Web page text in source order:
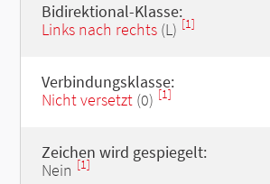
Bidirektional-Klasse:
Links nach rechts(L) [1]
Verbindungsklasse:
Nicht versetzt(0) [1]
Zeichen wird gespiegelt:
Nein [1]